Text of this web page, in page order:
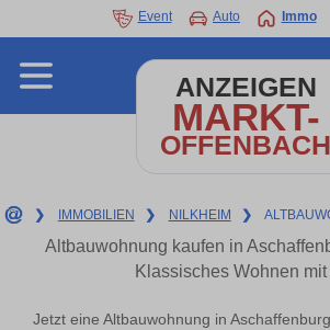
Event Auto Immo
ANZEIGEN
MARKT-
OFFENBACH
❯ IMMOBILIEN ❯ NILKHEIM ❯
Altbauwohnung kaufen in
Klassisches Wohnen mit
Jetzt eine Altbauwohnung in